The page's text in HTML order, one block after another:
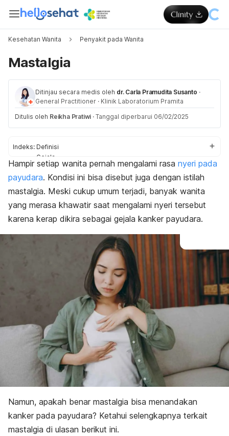
Kesehatan Wanita Penyakit pada Wanita
Mastalgia
Ditinjau secara medis oleh dr. Carla Pramudita Susanto ·
General Practitioner · Klinik Laboratorium Pramita
Ditulis oleh Reikha Pratiwi · Tanggal diperbarui 06/02/2025
Indeks: Definisi
Gejala
Penyebab
Diagnosis
Pengobatan
Hampir setiap wanita pernah mengalami rasa nyeri pada
payudara. Kondisi ini bisa disebut juga dengan istilah
mastalgia. Meski cukup umum terjadi, banyak wanita
yang merasa khawatir saat mengalami nyeri tersebut
karena kerap dikira sebagai gejala kanker payudara.
Namun, apakah benar mastalgia bisa menandakan
kanker pada payudara? Ketahui selengkapnya terkait
mastalgia di ulasan berikut ini.